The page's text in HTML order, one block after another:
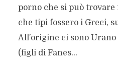
porno che si può trovare
che tipi fossero i Greci,
All’origine ci sono
(figli di Fanes...